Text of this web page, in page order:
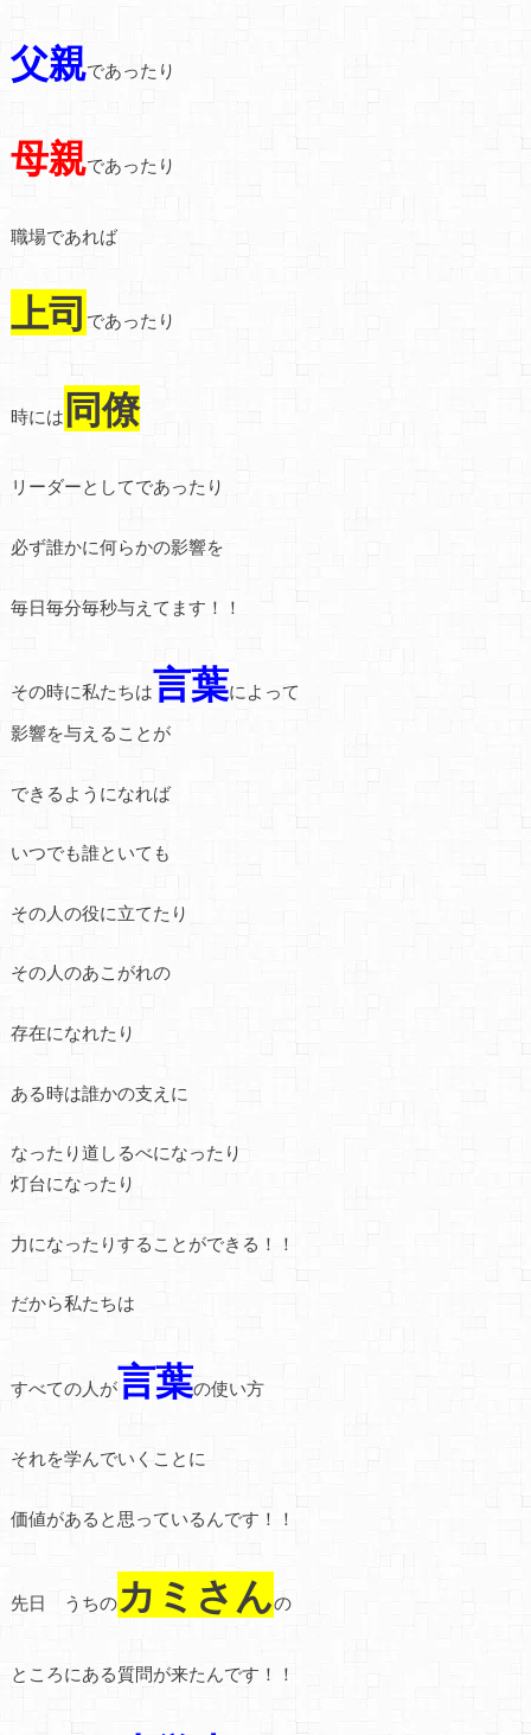
父親であったり
母親であったり
職場であれば
上司 であったり
時には 同僚
リーダーとしてであったり
必ず誰かに何らかの影響を
毎日毎分毎秒与えてます！！
その時に私たちは言葉によって
影響を与えることが
できるようになれば
いつでも誰といても
その人の役に立てたり
その人のあこがれの
存在になれたり
ある時は誰かの支えに
なったり道しるべになったり
灯台になったり
力になったりすることができる！！
だから私たちは
すべての人が言葉の使い方
それを学んでいくことに
価値があると思っているんです！！
先日 うちのカミさんの
ところにある質問が来たんです！！